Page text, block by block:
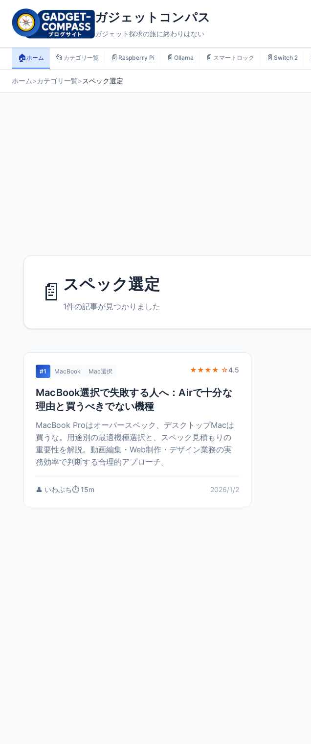
ガジェットコンパス
ガジェット探求の旅に終わりはない
🏠ホーム 📂 カテゴリ一覧 📄 Raspberry Pi 📄 Ollama 📄 スマートロック 📄 Switch 2
ホーム>カテゴリ一覧>スペック選定
📄 スペック選定
1件の記事が見つかりました
#1 MacBook Mac選択 ★★★★ ☆4.5
MacBook選択で失敗する人へ：Airで十分な
理由と買うべきでない機種
MacBook Proはオーバースペック、デスクトップMacは
買うな。用途別の最適機種選択と、スペック見積もりの
重要性を解説。動画編集・Web制作・デザイン業務の実
務効率で判断する合理的アプローチ。
👤 いわぶち⏱️ 15m 2026/1/2